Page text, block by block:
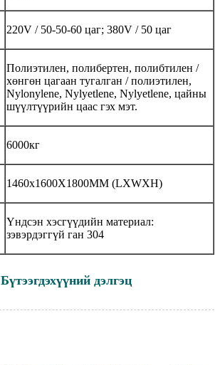
220V / 50-50-60 цаг; 380V / 50 цаг
Полиэтилен, полибертен, полибтилен /
хөнгөн цагаан тугалган / полиэтилен,
Nylonylene, Nylyetlene, Nylyetlene, цайны
шүүлтүүрийн цаас гэх мэт.
6000кг
1460x1600X1800MM (LXWXH)
Үндсэн хэсгүүдийн материал:
зэвэрдэггүй ган 304
Бүтээгдэхүүний дэлгэц